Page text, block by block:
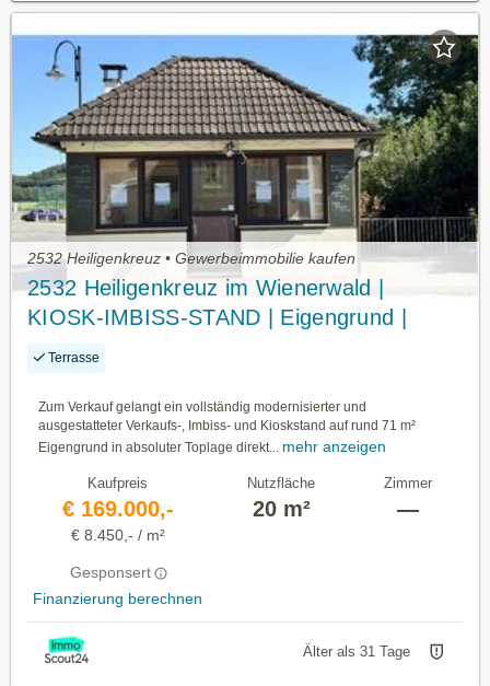
2532 Heiligenkreuz • Gewerbeimmobilie kaufen
2532 Heiligenkreuz im Wienerwald |
KIOSK-IMBISS-STAND | Eigengrund |
Direkt beim weltbekannten Stift
Terrasse
Zum Verkauf gelangt ein vollständig modernisierter und
ausgestatteter Verkaufs-, Imbiss- und Kioskstand auf rund 71 m²
Eigengrund in absoluter Toplage direkt... mehr anzeigen
Kaufpreis
€ 169.000,-
€ 8.450,- / m²
Gesponsert
Finanzierung berechnen
Nutzfläche
20 m²
Zimmer
—
Älter als 31 Tage